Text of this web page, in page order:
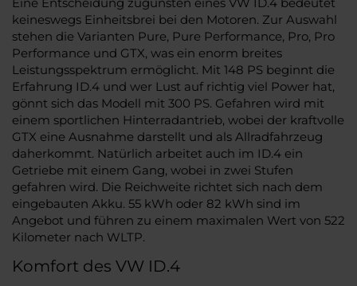
keineswegs Einheitsbrei bei den Motoren. Zur Auswahl
stehen die Varianten Pure, Pure Performance, Pro, Pro
Performance und GTX, was ein enorm breites
Leistungsspektrum ermöglicht. Mit 148 PS beginnt die
Erfahrung ID.4 und wer Lust auf richtig viel Power hat,
gönnt sich das Modell mit 300 PS. Gefahren wird mit
einem sportlichen Hinterradantrieb, wobei der kraftvolle
GTX eine Ausnahme darstellt und als Allradfahrzeug
daherkommt. Natürlich arbeitet auch im ID.4 ein
Getriebe mit einem Gang, wobei in zwei Stufen
gefahren wird. Die Reichweite richtet sich nach dem
eingebauten Akku. 55 kWh oder 82 kWh sind im
Angebot und führen zu einem maximalen Wert von 522
Kilometer nach WLTP.
Komfort des VW ID.4